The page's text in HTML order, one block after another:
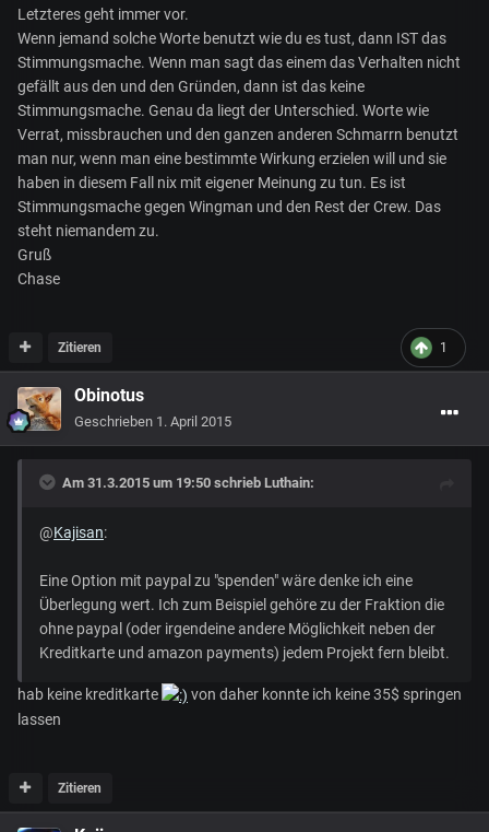
Letzteres geht immer vor.
Wenn jemand solche Worte benutzt wie du es tust, dann IST das
Stimmungsmache. Wenn man sagt das einem das Verhalten nicht
gefällt aus den und den Gründen, dann ist das keine
Stimmungsmache. Genau da liegt der Unterschied. Worte wie
Verrat, missbrauchen und den ganzen anderen Schmarrn benutzt
man nur, wenn man eine bestimmte Wirkung erzielen will und sie
haben in diesem Fall nix mit eigener Meinung zu tun. Es ist
Stimmungsmache gegen Wingman und den Rest der Crew. Das
steht niemandem zu.
Gruß
Chase
1
Zitieren
Obinotus
Geschrieben 1. April 2015
Am 31.3.2015 um 19:50 schrieb Luthain:
@Kajisan:
Eine Option mit paypal zu "spenden" wäre denke ich eine
Überlegung wert. Ich zum Beispiel gehöre zu der Fraktion die
ohne paypal (oder irgendeine andere Möglichkeit neben der
Kreditkarte und amazon payments) jedem Projekt fern bleibt.
hab keine kreditkarte
von daher konnte ich keine 35$ springen
lassen
Zitieren